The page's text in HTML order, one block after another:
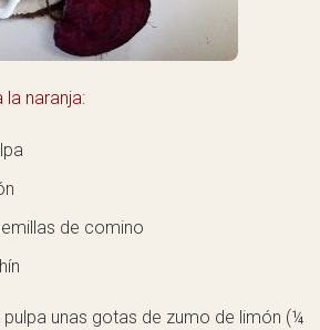
naranja:
de comino
unas gotas de zumo de limón (¼